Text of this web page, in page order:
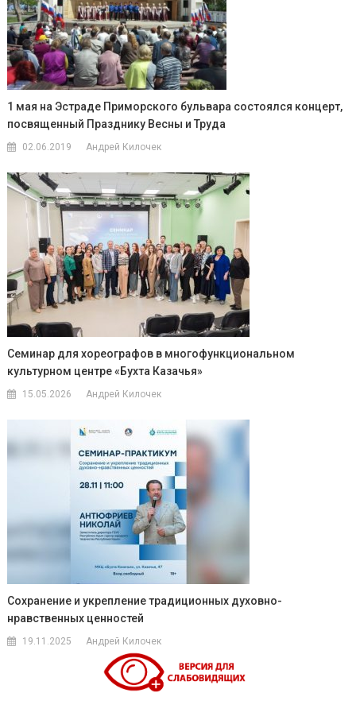
1 мая на Эстраде Приморского бульвара состоялся концерт,
посвященный Празднику Весны и Труда
02.06.2019 Андрей Килочек
Семинар для хореографов в многофункциональном
культурном центре «Бухта Казачья»
15.05.2026 Андрей Килочек
Сохранение и укрепление традиционных духовно-
нравственных ценностей
19.11.2025 Андрей Килочек